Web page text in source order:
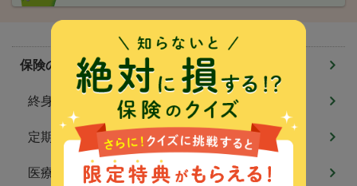
保険のしくみ
終身保険
定期保険
医療保険